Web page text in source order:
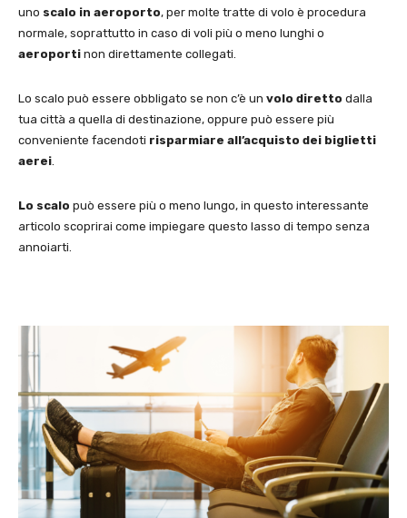
uno scalo in aeroporto, per molte tratte di volo è procedura
normale, soprattutto in caso di voli più o meno lunghi o
aeroporti non direttamente collegati.
Lo scalo può essere obbligato se non c’è un volo diretto dalla
tua città a quella di destinazione, oppure può essere più
conveniente facendoti risparmiare all’acquisto dei biglietti
aerei.
Lo scalo può essere più o meno lungo, in questo interessante
articolo scoprirai come impiegare questo lasso di tempo senza
annoiarti.